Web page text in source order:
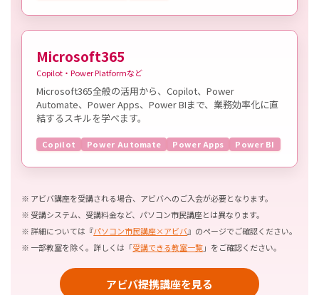
アビバ講座を受講される場合、アビバへのご入会が必要となります。
受講システム、受講料金など、パソコン市民講座とは異なります。
詳細については『パソコン市民講座×アビバ』のページでご確認ください。
一部教室を除く。詳しくは「受講できる教室一覧」をご確認ください。
アビバ提携講座を見る
Microsoft365
Copilot・Power Platformなど
Microsoft365全般の活用から、Copilot、Power
Automate、Power Apps、Power BIまで、業務効率化に直
結するスキルを学べます。
Copilot Power Automate Power Apps Power BI